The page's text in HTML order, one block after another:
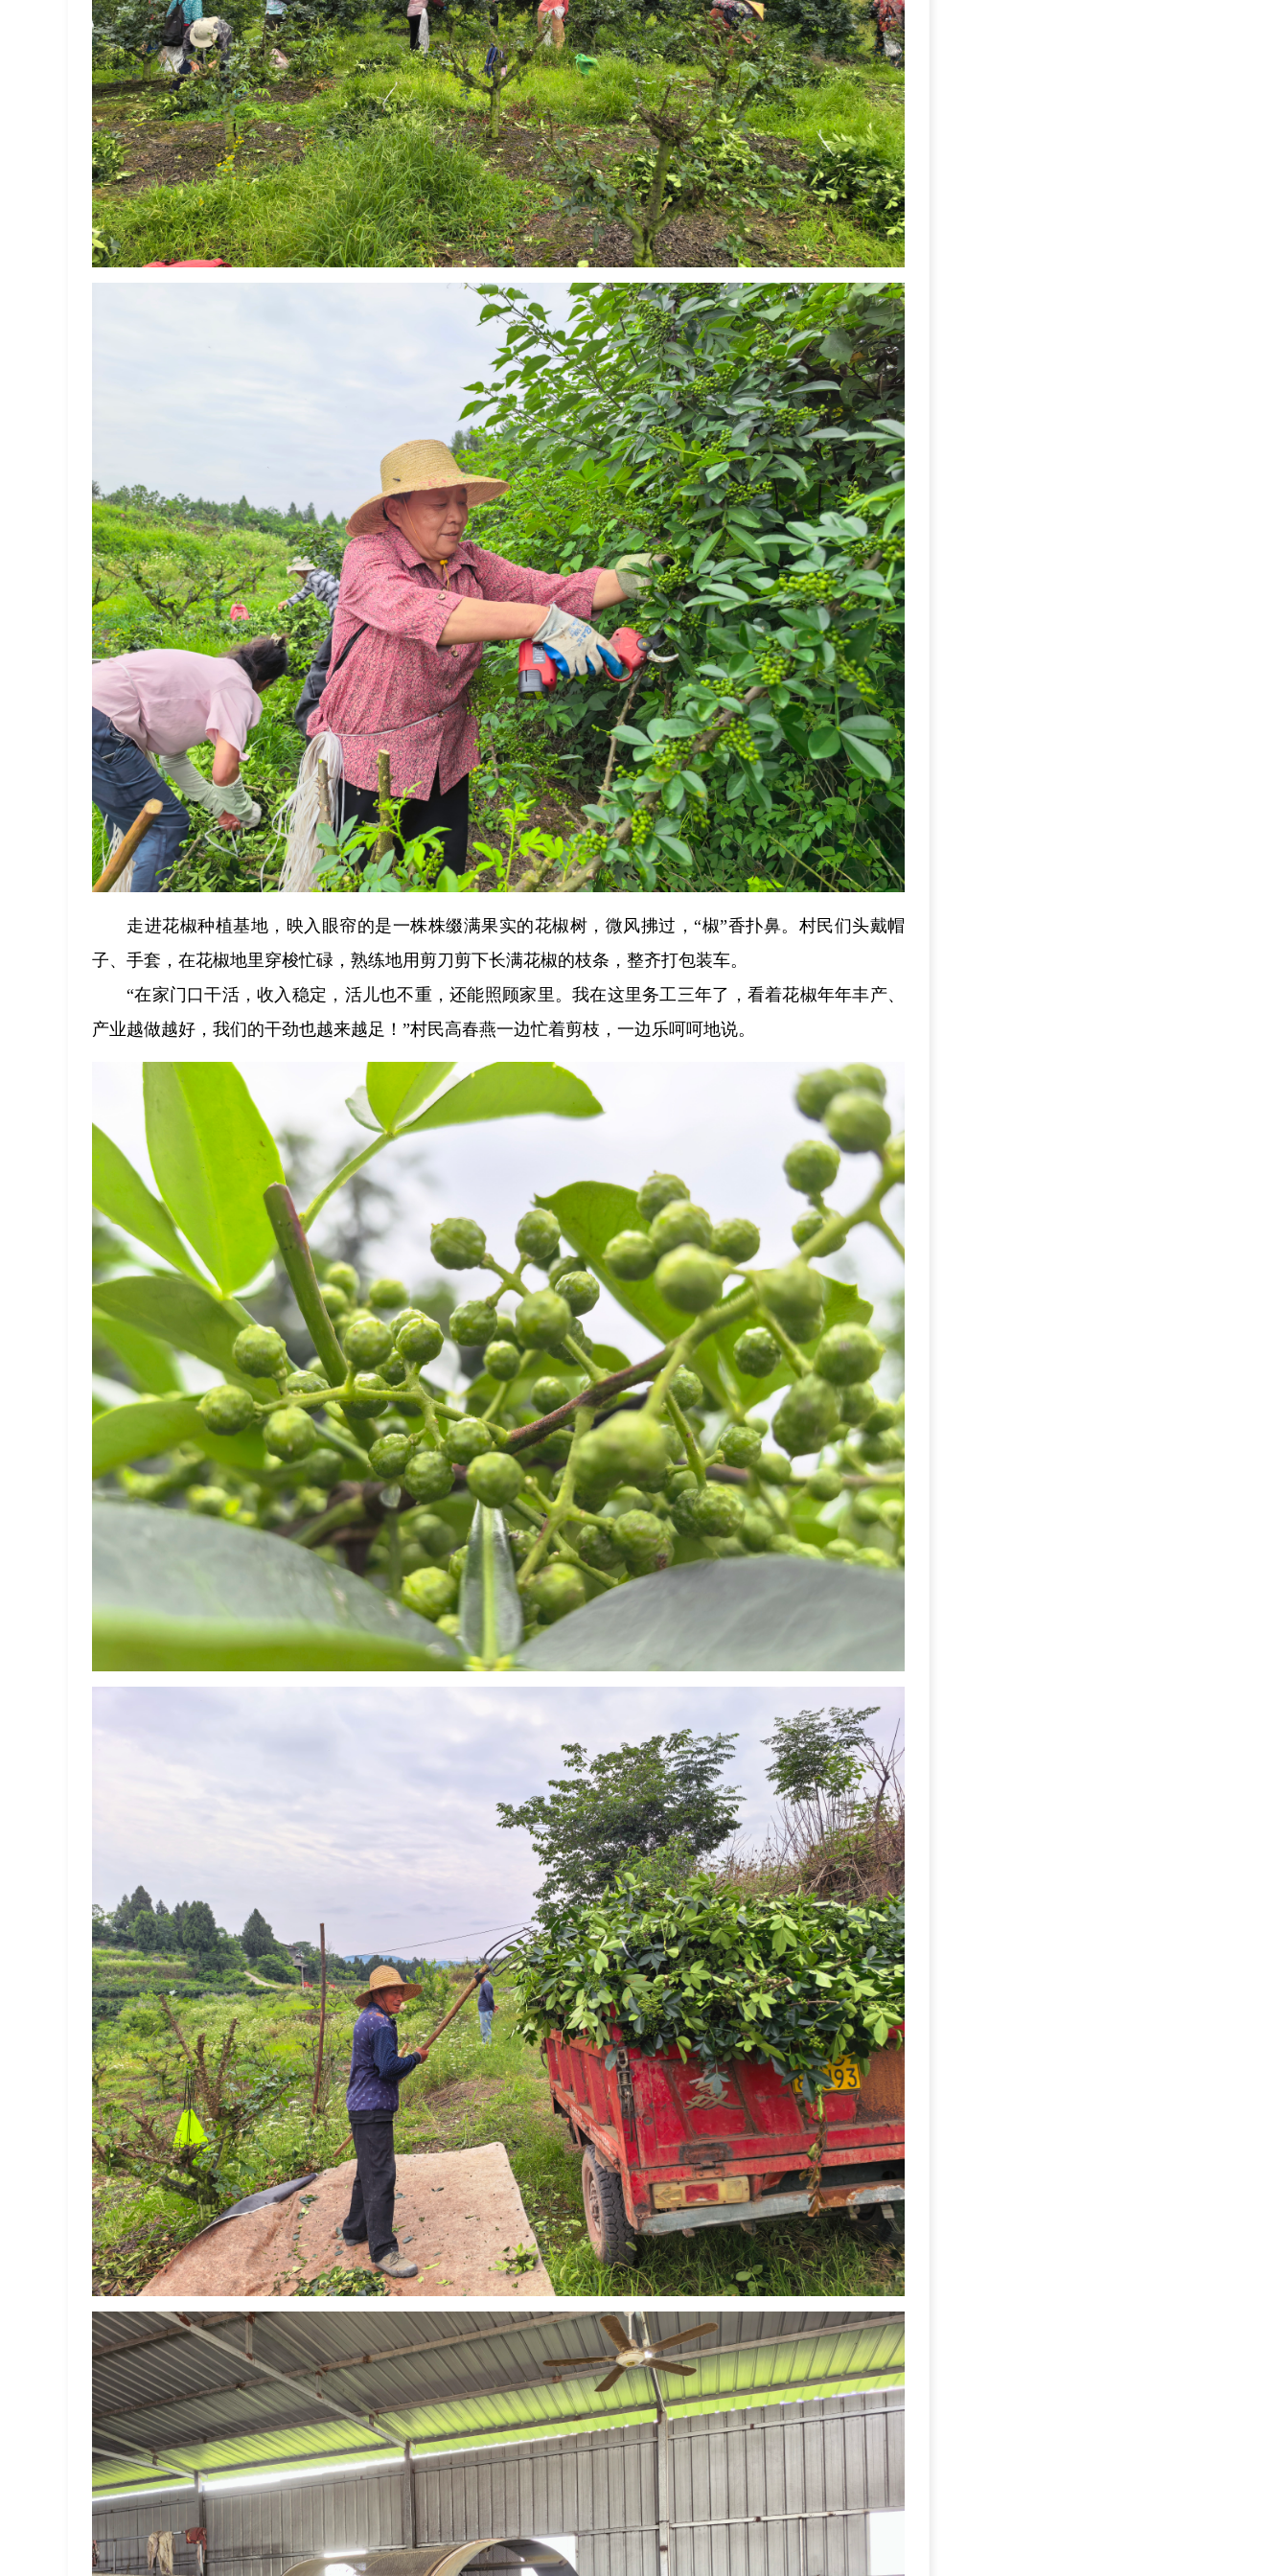
走进花椒种植基地，映入眼帘的是一株株缀满果实的花椒树，微风拂过，“椒”香扑鼻。村民们头戴帽
子、手套，在花椒地里穿梭忙碌，熟练地用剪刀剪下长满花椒的枝条，整齐打包装车。
“在家门口干活，收入稳定，活儿也不重，还能照顾家里。我在这里务工三年了，看着花椒年年丰产、
产业越做越好，我们的干劲也越来越足！”村民高春燕一边忙着剪枝，一边乐呵呵地说。